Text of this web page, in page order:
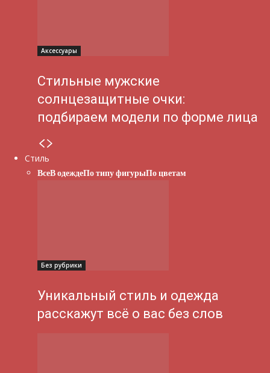
Аксессуары
Стильные мужские
солнцезащитные очки:
подбираем модели по форме лица
Стиль
ВсеВ одеждеПо типу фигурыПо цветам
Без рубрики
Уникальный стиль и одежда
расскажут всё о вас без слов